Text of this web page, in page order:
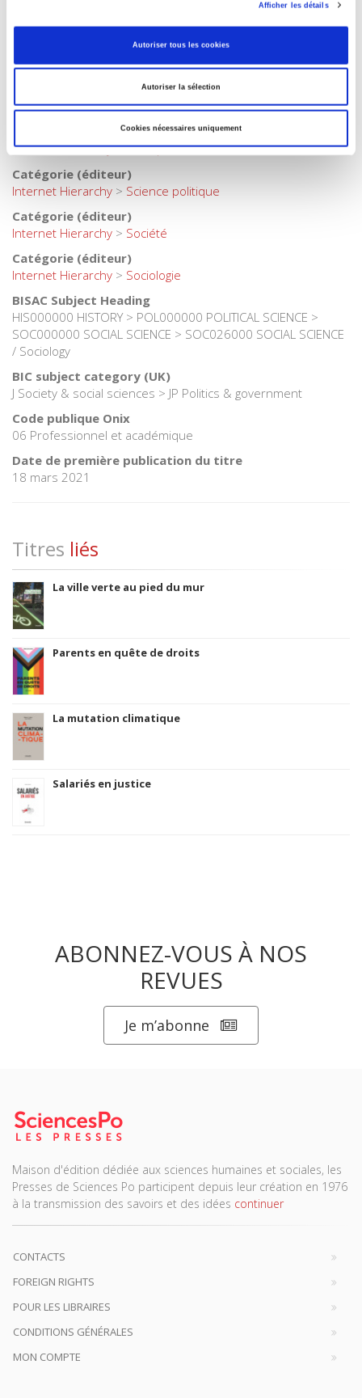
Afficher les détails
Autoriser tous les cookies
Autoriser la sélection
Cookies nécessaires uniquement
Académique
français
Internet Hierarchy>Histoire
Catégorie (éditeur)
Internet Hierarchy>Politique
Catégorie (éditeur)
Internet Hierarchy > Science politique
Catégorie (éditeur)
Internet Hierarchy > Société
Catégorie (éditeur)
Internet Hierarchy > Sociologie
BISAC Subject Heading
HIS000000 HISTORY > POL000000 POLITICAL SCIENCE >
SOC000000 SOCIAL SCIENCE > SOC026000 SOCIAL SCIENCE
/ Sociology
BIC subject category (UK)
J Society & social sciences > JP Politics & government
Code publique Onix
06 Professionnel et académique
Date de première publication du titre
18 mars 2021
Titres liés
La ville verte au pied du mur
Parents en quête de droits
La mutation climatique
Salariés en justice
ABONNEZ-VOUS À NOS
REVUES
Je m’abonne
Maison d'édition dédiée aux sciences humaines et sociales, les
Presses de Sciences Po participent depuis leur création en 1976
à la transmission des savoirs et des idées continuer
CONTACTS
FOREIGN RIGHTS
POUR LES LIBRAIRES
CONDITIONS GÉNÉRALES
MON COMPTE